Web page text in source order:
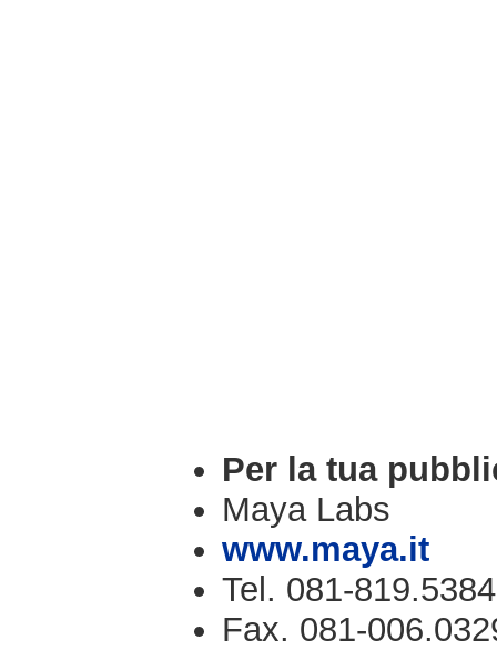
Per la tua
Maya Labs
www.maya.it
Tel. 081-819.5384
Fax. 081-